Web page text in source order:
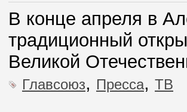
В конце апреля в
традиционный
Великой
Главсоюз, Пресса, ТВ